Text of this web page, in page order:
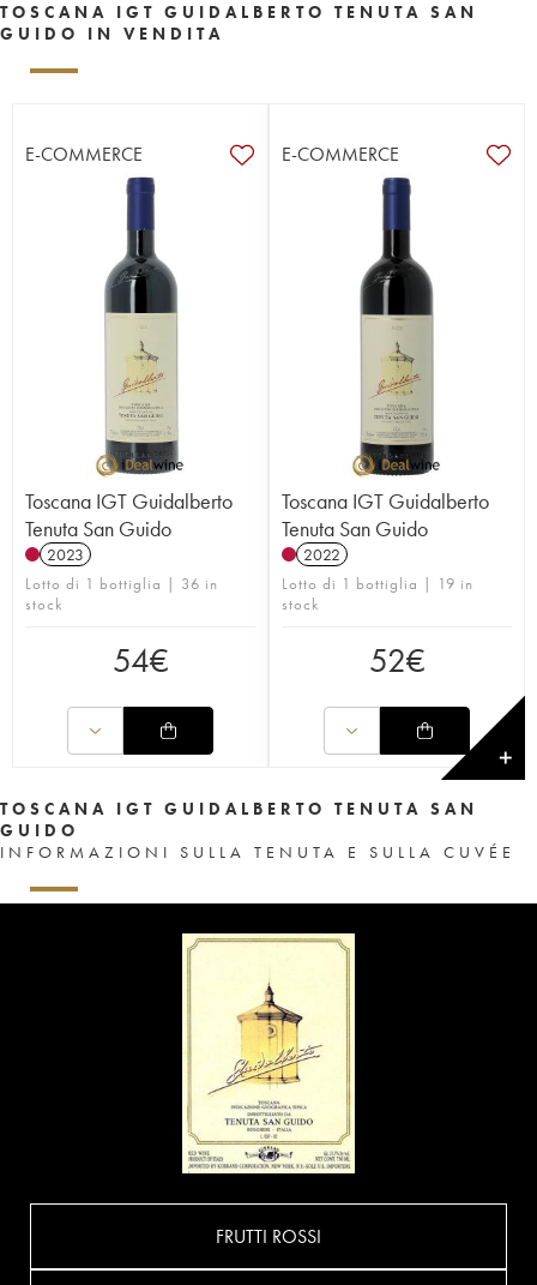
TOSCANA IGT GUIDALBERTO TENUTA SAN
GUIDO IN VENDITA
E-COMMERCE
Toscana IGT Guidalberto
Tenuta San Guido
2023
Lotto di 1 bottiglia | 36 in
stock
54€
E-COMMERCE
Toscana IGT Guidalberto
Tenuta San Guido
2022
Lotto di 1 bottiglia | 19 in
stock
52€
✕
TOSCANA IGT GUIDALBERTO TENUTA SAN
GUIDO
INFORMAZIONI SULLA TENUTA E SULLA CUVÉE
FRUTTI ROSSI